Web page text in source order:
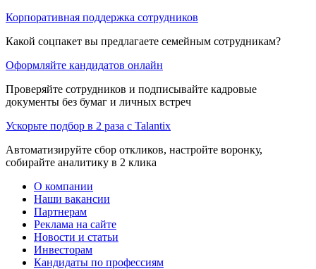
Корпоративная поддержка сотрудников
Какой соцпакет вы предлагаете семейным сотрудникам?
Оформляйте кандидатов онлайн
Проверяйте сотрудников и подписывайте кадровые
документы без бумаг и личных встреч
Ускорьте подбор в 2 раза с Talantix
Автоматизируйте сбор откликов, настройте воронку,
собирайте аналитику в 2 клика
О компании
Наши вакансии
Партнерам
Реклама на сайте
Новости и статьи
Инвесторам
Кандидаты по профессиям